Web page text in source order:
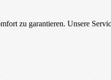
zu garantieren. Unsere